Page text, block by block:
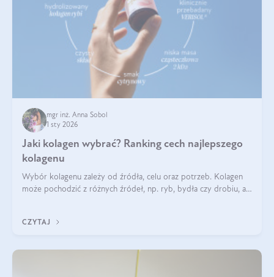
mgr inż. Anna Sobol
1 sty 2026
Jaki kolagen wybrać? Ranking cech najlepszego
kolagenu
Wybór kolagenu zależy od źródła, celu oraz potrzeb. Kolagen
może pochodzić z różnych źródeł, np. ryb, bydła czy drobiu, a
bydlęcy.
CZYTAJ